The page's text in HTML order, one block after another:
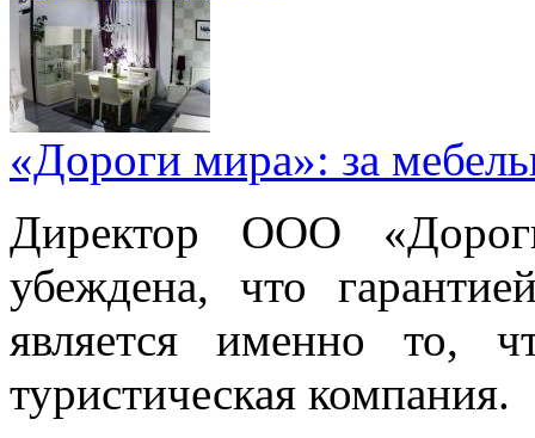
«Дороги мира»: за
Директор ООО
убеждена, что
является именно то,
туристическая компания.